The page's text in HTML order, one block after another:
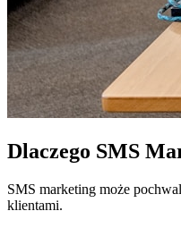
Dlaczego SMS
SMS marketing może
klientami.